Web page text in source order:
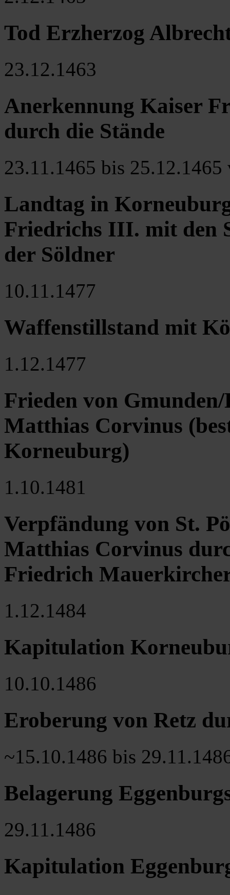
Tod Erzherzog
23.12.1463
Anerkennung Kaiser
durch die Stände
23.11.1465 bis 25.12.1465
Landtag in
Friedrichs III. mit den
der Söldner
10.11.1477
Waffenstillstand mit
1.12.1477
Frieden von
Matthias Corvinus
Korneuburg)
1.10.1481
Verpfändung von St.
Matthias Corvinus
Friedrich
1.12.1484
Kapitulation
10.10.1486
Eroberung von Retz
~15.10.1486 bis
Belagerung
29.11.1486
Kapitulation